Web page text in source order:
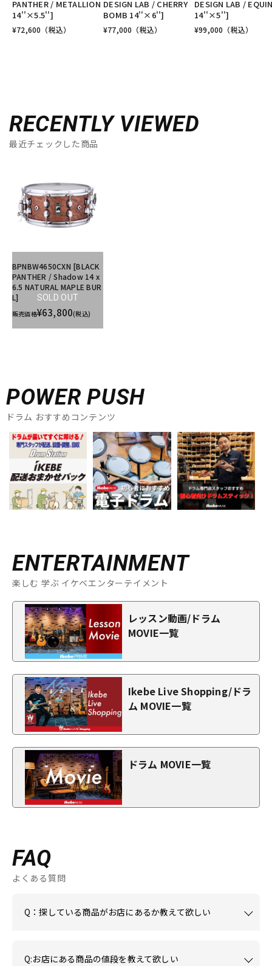
PANTHER / METALLION
14''×5.5'']
¥72,600 （税込）
DESIGN LAB / CHERRY
BOMB 14''×6'']
¥77,000 （税込）
DESIGN LAB /
14''×5'']
¥99,000 （税込）
RECENTLY VIEWED
最近チェックした商品
SOLD OUT
BPNBW4650CXN [BLACK
PANTHER / Shadow 14 x
6.5 NATURAL MAPLE BUR
L]
販売価格¥63,800(税込)
POWER PUSH
ドラム おすすめコンテンツ
ENTERTAINMENT
楽しむ 学ぶ イケベエンターテイメント
レッスン動画/ドラム
MOVIE一覧
Ikebe Live Shopping/ドラ
ム MOVIE一覧
ドラム MOVIE一覧
FAQ
よくある質問
Q：探している商品がお店にあるか教えて欲しい
Q:お店にある商品の値段を教えて欲しい